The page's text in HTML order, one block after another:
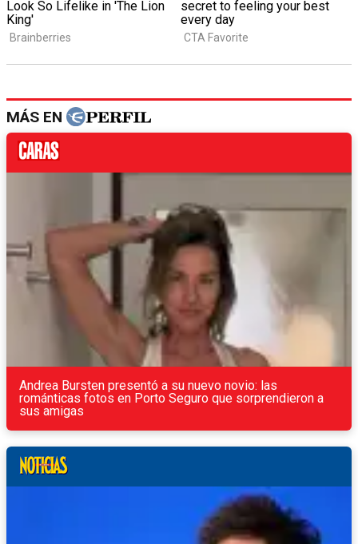
MÁS EN
Andrea Bursten presentó a su nuevo novio: las
románticas fotos en Porto Seguro que sorprendieron a
sus amigas